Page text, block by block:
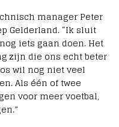
manager Peter
Gelderland. “Ik sluit
iets gaan doen. Het
zijn die ons echt beter
wil nog niet veel
Als één of twee
voor meer voetbal,